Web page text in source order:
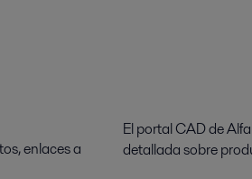
enlaces a
El portal CAD de
detallada sobre